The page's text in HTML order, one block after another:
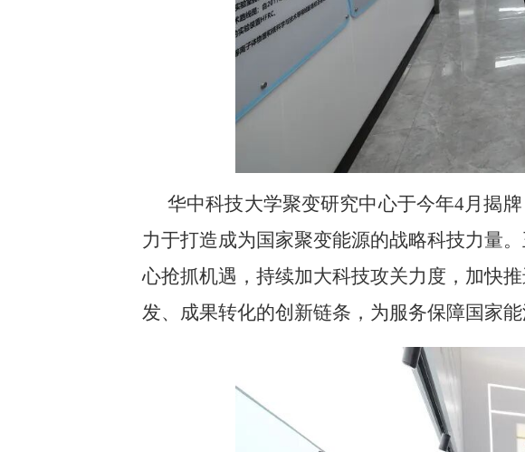
华中科技大学聚变研究中心于今年4月揭
力于打造成为国家聚变能源的战略科技力量
心抢抓机遇，持续加大科技攻关力度，加快
发、成果转化的创新链条，为服务保障国家能